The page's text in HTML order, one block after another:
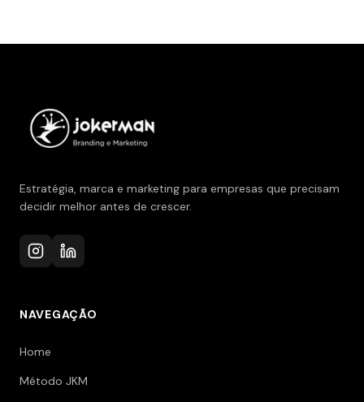
Estratégia, marca e marketing para empresas que precisam
decidir melhor antes de crescer.
NAVEGAÇÃO
Home
Método JKM